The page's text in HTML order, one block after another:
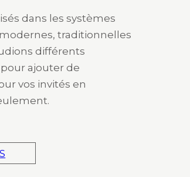
dans les systèmes
traditionnelles
différents
ajouter de
vos invités en